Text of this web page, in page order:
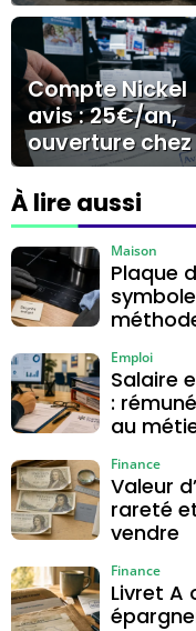
preuves,
réclamation et
recours pour
débloquer le
dossier
Compte Nickel
avis : 25€/an,
ouverture chez
buraliste et
limites à
connaître
À lire aussi
Plaque
Maison
Salaire
:
au
Emploi
Valeur
rareté
vendre
Finance
Livret A
Finance